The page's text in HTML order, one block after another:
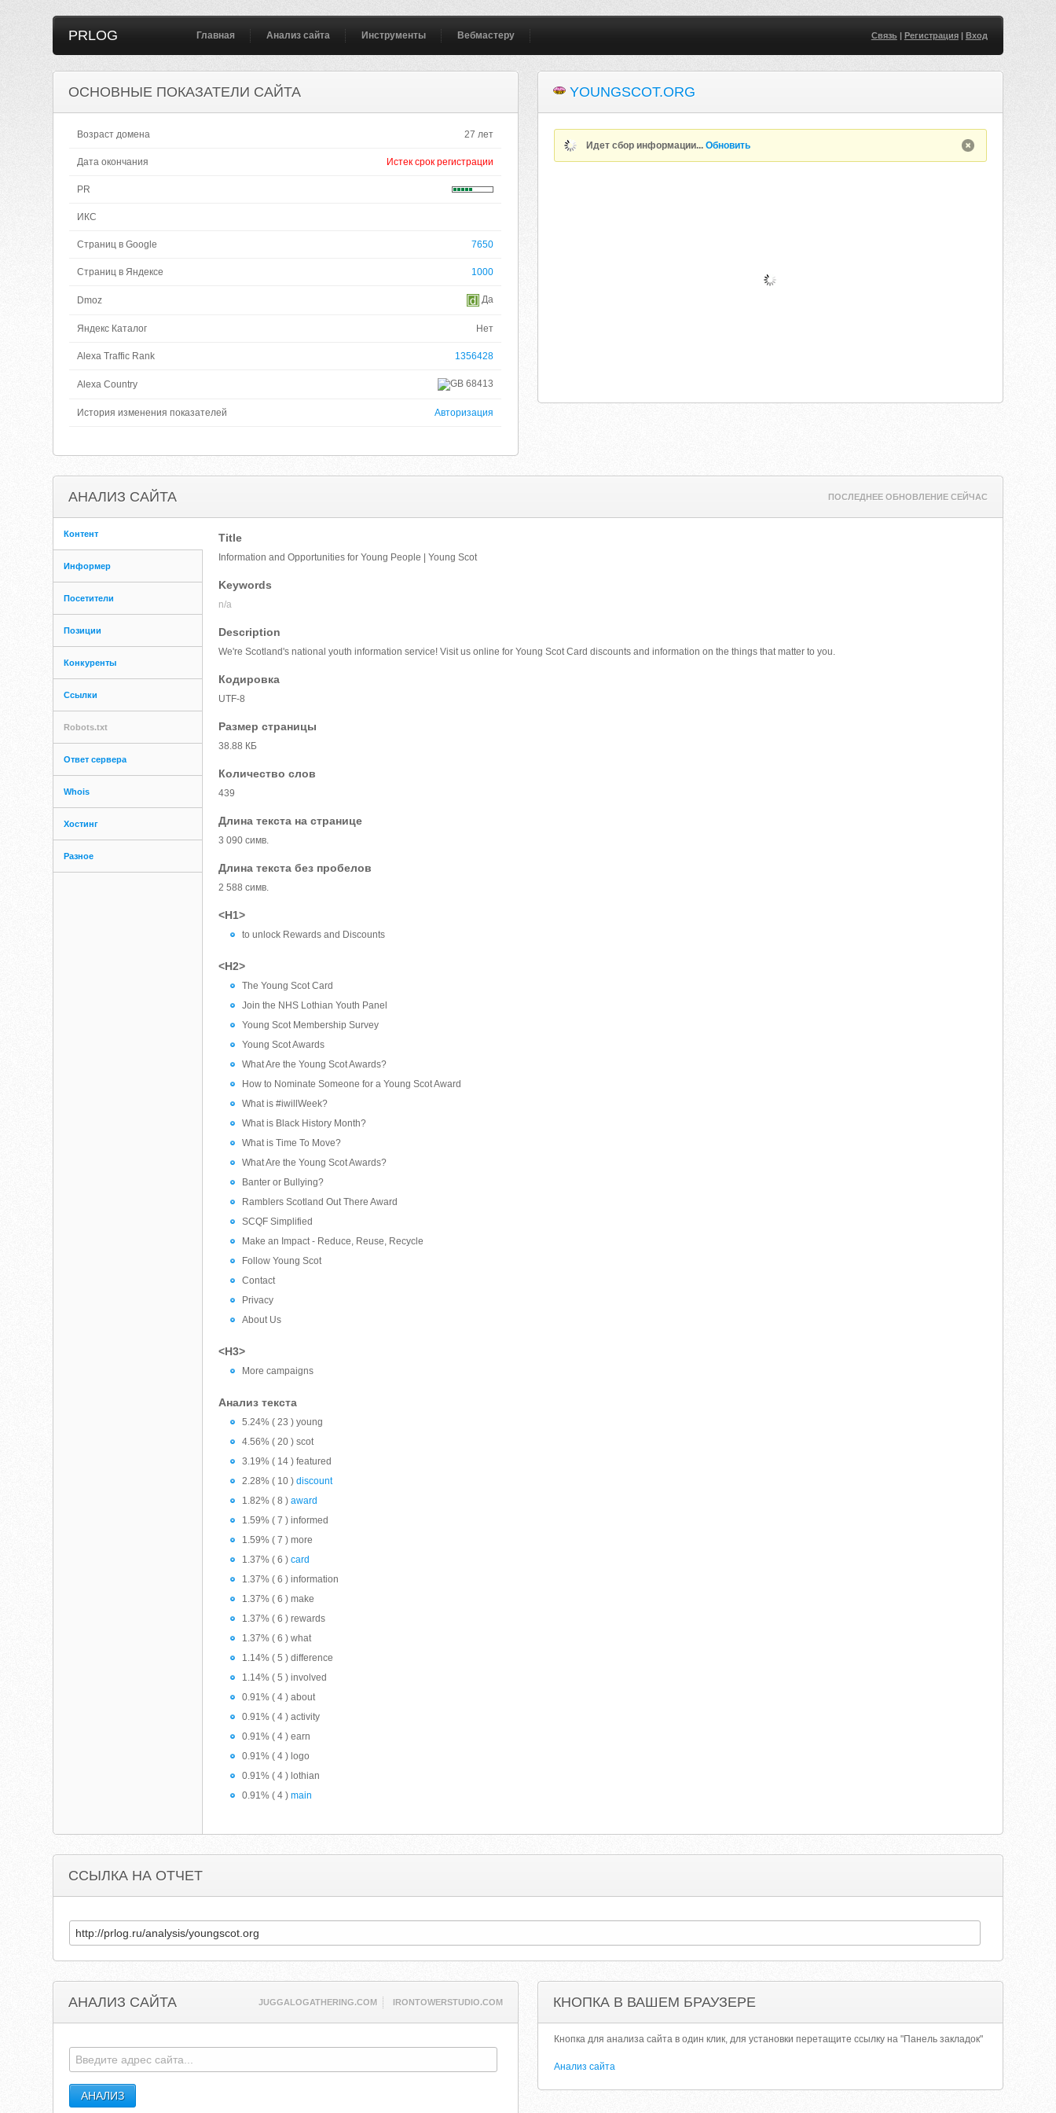
PRLOG Главная Анализ сайта Инструменты Вебмастеру Связь| Регистрация| Вход
ОСНОВНЫЕ ПОКАЗАТЕЛИ САЙТА
Возраст домена 27 лет
Дата окончания Истек срок регистрации
PR
ИКС
Страниц в Google 7650
Страниц в Яндексе 1000
Dmoz Да
Яндекс Каталог Нет
Alexa Traffic Rank 1356428
Alexa Country 68413
История изменения показателей Авторизация
YOUNGSCOT.ORG
Идет сбор информации...Обновить
АНАЛИЗ САЙТА ПОСЛЕДНЕЕ ОБНОВЛЕНИЕ СЕЙЧАС
Контент
Информер
Посетители
Позиции
Конкуренты
Ссылки
Robots.txt
Ответ сервера
Whois
Хостинг
Разное
Title
Information and Opportunities for Young People | Young Scot
Keywords
n/a
Description
We're Scotland's national youth information service! Visit us online for Young Scot Card discounts and information on the things that matter to you.
Кодировка
UTF-8
Размер страницы
38.88 КБ
Количество слов
439
Длина текста на странице
3 090 симв.
Длина текста без пробелов
2 588 симв.
<H1>
to unlock Rewards and Discounts
<H2>
The Young Scot Card
Join the NHS Lothian Youth Panel
Young Scot Membership Survey
Young Scot Awards
What Are the Young Scot Awards?
How to Nominate Someone for a Young Scot Award
What is #iwillWeek?
What is Black History Month?
What is Time To Move?
What Are the Young Scot Awards?
Banter or Bullying?
Ramblers Scotland Out There Award
SCQF Simplified
Make an Impact - Reduce, Reuse, Recycle
Follow Young Scot
Contact
Privacy
About Us
<H3>
More campaigns
Анализ текста
5.24% ( 23 ) young
4.56% ( 20 ) scot
3.19% ( 14 ) featured
2.28% ( 10 )discount
1.82% ( 8 )award
1.59% ( 7 ) informed
1.59% ( 7 ) more
1.37% ( 6 )card
1.37% ( 6 ) information
1.37% ( 6 ) make
1.37% ( 6 ) rewards
1.37% ( 6 ) what
1.14% ( 5 ) difference
1.14% ( 5 ) involved
0.91% ( 4 ) about
0.91% ( 4 ) activity
0.91% ( 4 ) earn
0.91% ( 4 ) logo
0.91% ( 4 ) lothian
0.91% ( 4 )main
ССЫЛКА НА ОТЧЕТ
АНАЛИЗ САЙТА JUGGALOGATHERING.COM IRONTOWERSTUDIO.COM КНОПКА В ВАШЕМ БРАУЗЕРЕ
Кнопка для анализа сайта в один клик, для установки перетащите ссылку на "Панель закладок"
Анализ сайта